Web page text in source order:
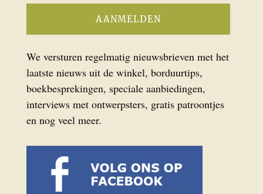
We versturen regelmatig nieuwsbrieven met het
laatste nieuws uit de winkel, borduurtips,
boekbesprekingen, speciale aanbiedingen,
interviews met ontwerpsters, gratis patroontjes
en nog veel meer.